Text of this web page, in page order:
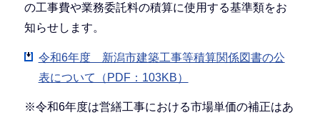
の工事費や業務委託料の積算に使用する基準類をお
知らせします。
令和6年度 新潟市建築工事等積算関係図書の公
表について（PDF：103KB）
※令和6年度は営繕工事における市場単価の補正はあ